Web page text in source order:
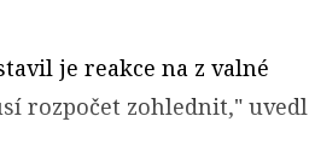
je reakce na z valné
rozpočet zohlednit," uvedl